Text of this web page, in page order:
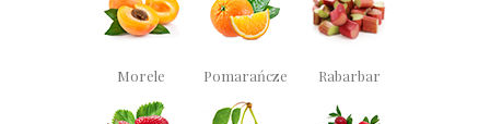
Morele Pomarańcze Rabarbar